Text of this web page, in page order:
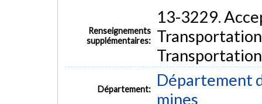
Renseignements
supplémentaires:
13-3229.
Département:
Département
mines